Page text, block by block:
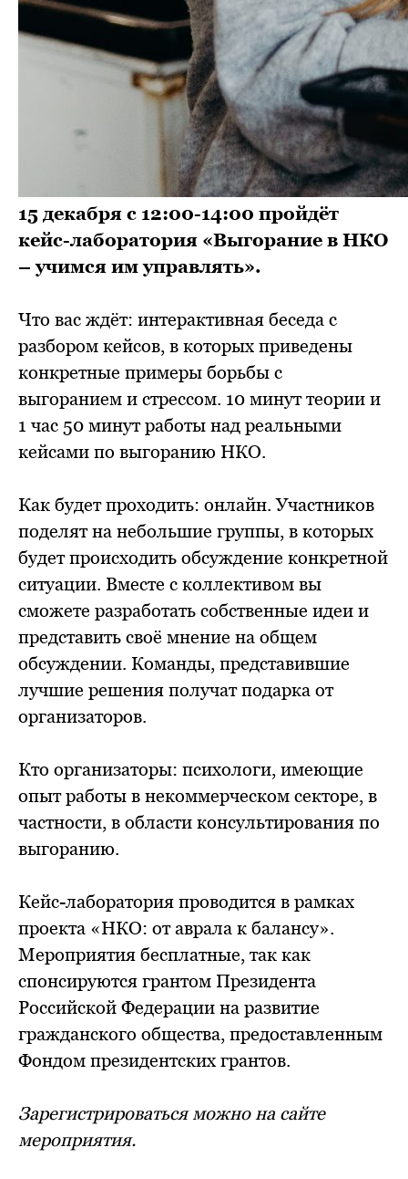
15 декабря с 12:00-14:00 пройдёт
кейс-лаборатория «Выгорание в НКО
– учимся им управлять».
Что вас ждёт: интерактивная беседа с
разбором кейсов, в которых приведены
конкретные примеры борьбы с
выгоранием и стрессом. 10 минут теории и
1 час 50 минут работы над реальными
кейсами по выгоранию НКО.
Как будет проходить: онлайн. Участников
поделят на небольшие группы, в которых
будет происходить обсуждение конкретной
ситуации. Вместе с коллективом вы
сможете разработать собственные идеи и
представить своё мнение на общем
обсуждении. Команды, представившие
лучшие решения получат подарка от
организаторов.
Кто организаторы: психологи, имеющие
опыт работы в некоммерческом секторе, в
частности, в области консультирования по
выгоранию.
Кейс-лаборатория проводится в рамках
проекта «НКО: от аврала к балансу».
Мероприятия бесплатные, так как
спонсируются грантом Президента
Российской Федерации на развитие
гражданского общества, предоставленным
Фондом президентских грантов.
Зарегистрироваться можно на сайте
мероприятия.